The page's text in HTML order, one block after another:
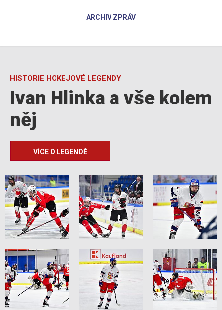
ARCHIV ZPRÁV
HISTORIE HOKEJOVÉ LEGENDY
Ivan Hlinka a vše kolem
něj
VÍCE O LEGENDĚ